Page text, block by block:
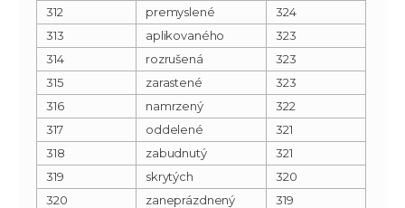
312
premyslené
324
313
aplikovaného
323
314
rozrušená
323
315
zarastené
323
316
namrzený
322
317
oddelené
321
318
zabudnutý
321
319
skrytých
320
320
zaneprázdnený
319